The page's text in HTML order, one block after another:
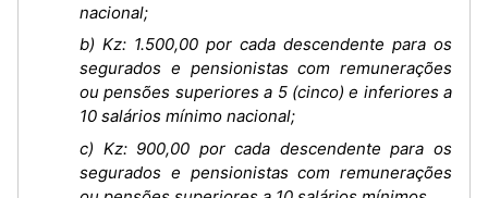
nacional;
b) Kz: 1.500,00 por cada descendente para os
segurados e pensionistas com remunerações
ou pensões superiores a 5 (cinco) e inferiores a
10 salários mínimo nacional;
c) Kz: 900,00 por cada descendente para os
segurados e pensionistas com remunerações